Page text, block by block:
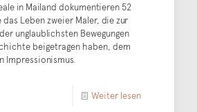
in Mailand dokumentieren 52
Leben zweier Maler, die zur
unglaublichsten Bewegungen
beigetragen haben, dem
Impressionismus.
Weiter lesen